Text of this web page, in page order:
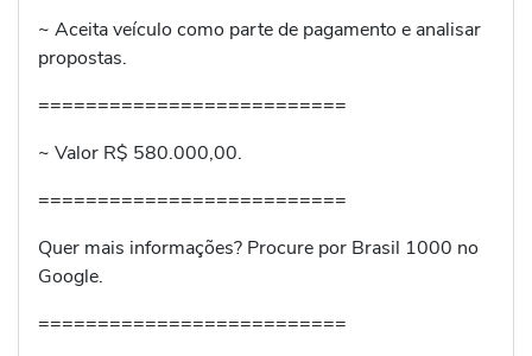
~ Aceita veículo como parte de pagamento e analisar
propostas.
==========================
~ Valor R$ 580.000,00.
==========================
Quer mais informações? Procure por Brasil 1000 no
Google.
==========================